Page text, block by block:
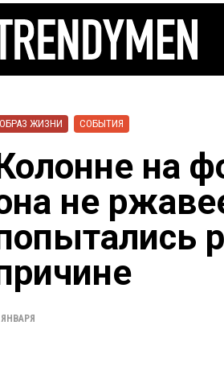
ОБРАЗ ЖИЗНИ СОБЫТИЯ
на
не
ЯНВАРЯ